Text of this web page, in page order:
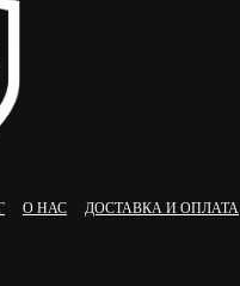
О НАС ДОСТАВКА И ОПЛАТА